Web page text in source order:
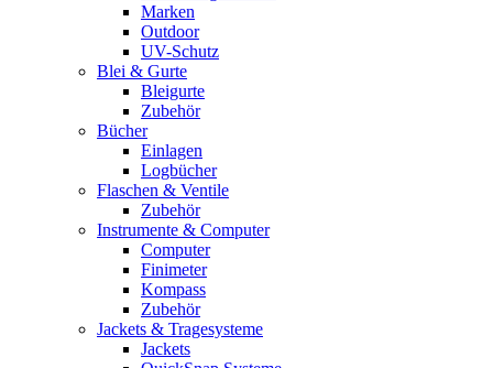
Marken
Outdoor
UV-Schutz
Blei & Gurte
Bleigurte
Zubehör
Bücher
Einlagen
Logbücher
Flaschen & Ventile
Zubehör
Instrumente & Computer
Computer
Finimeter
Kompass
Zubehör
Jackets & Tragesysteme
Jackets